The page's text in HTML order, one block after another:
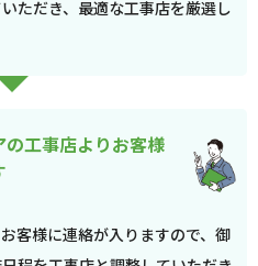
ただき、最適な工事店を厳選し
工事店よりお客様
客様に連絡が入りますので、御